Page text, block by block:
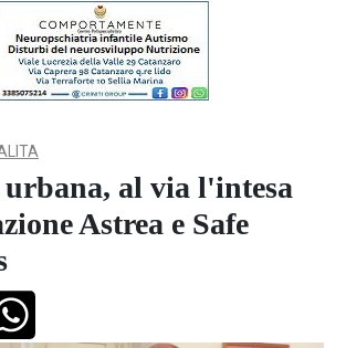
urbana, al via l'intesa
Astrea e Safe